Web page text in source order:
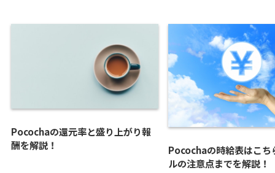
Pocochaの還元率と盛り上がり報
酬を解説！
Pocochaの時給表はこち
ルの注意点までを解説！